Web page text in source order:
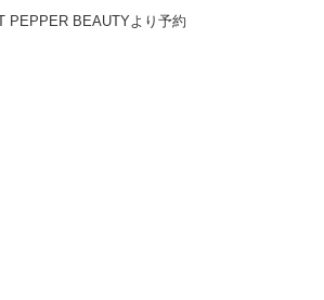
PEPPER BEAUTYより予約